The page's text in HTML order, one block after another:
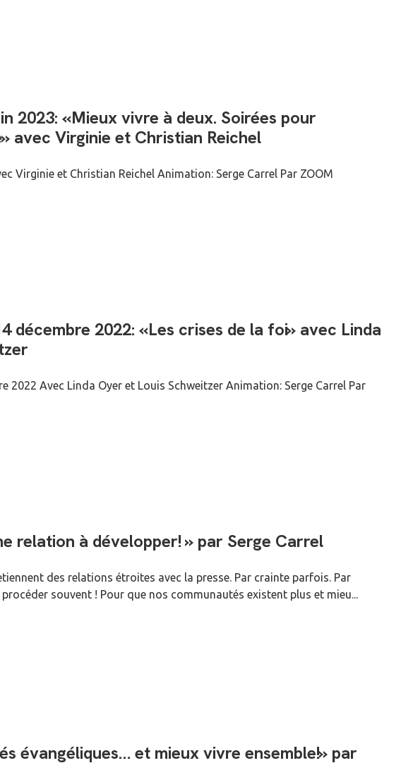
2023: «Mieux vivre à deux. Soirées pour
avec Virginie et Christian Reichel
Virginie et Christian Reichel Animation: Serge Carrel Par ZOOM
décembre 2022: «Les crises de la foi» avec Linda
2022 Avec Linda Oyer et Louis Schweitzer Animation: Serge Carrel Par
relation à développer! » par Serge Carrel
des relations étroites avec la presse. Par crainte parfois. Par
souvent ! Pour que nos communautés existent plus et mieu...
évangéliques… et mieux vivre ensemble!» par